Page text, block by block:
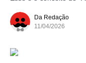
Da Redação
11/04/2026